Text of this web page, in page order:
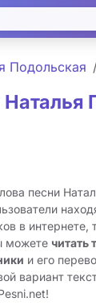
Подольская
Наталья
песни
в
можете читать
и его
вариант